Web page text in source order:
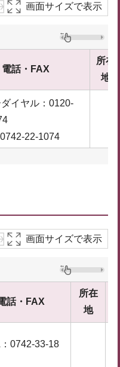
画面サイズで表示
電話・FAX
所在
地
イヤル：0120-
22-1074
画面サイズで表示
話・FAX
所在
地
0742-33-18